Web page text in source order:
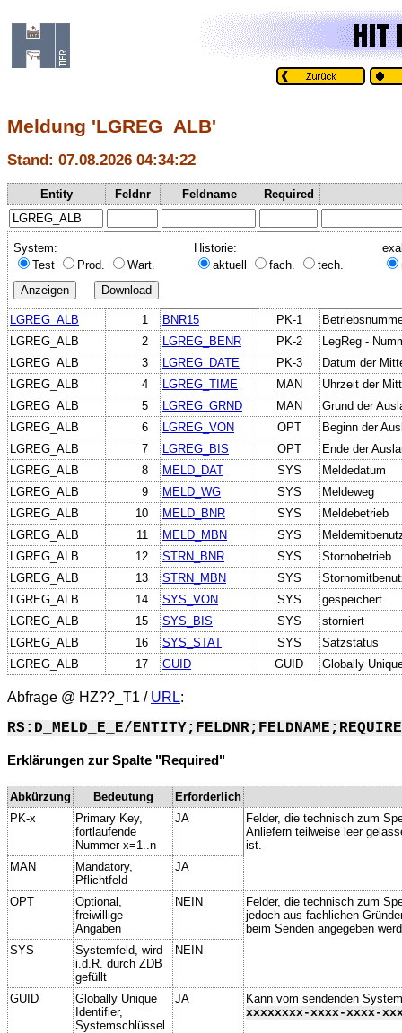
Meldung 'LGREG_ALB'
Stand: 07.08.2026 04:34:22
Entity Feldnr Feldname Required
System:
Test
Prod. Wart.
Historie:
aktuell
fach. tech.
LGREG_ALB 1 BNR15 PK-1
LGREG_ALB
2 LGREG_BENR PK-2
LegReg -
LGREG_ALB
3 LGREG_DATE PK-3
Datum der
LGREG_ALB
4 LGREG_TIME MAN
Uhrzeit der
LGREG_ALB
5 LGREG_GRND MAN
Grund der
LGREG_ALB
6 LGREG_VON OPT
Beginn der
LGREG_ALB
7 LGREG_BIS OPT
Ende der
LGREG_ALB
8 MELD_DAT SYS
Meldedatum
LGREG_ALB
9 MELD_WG SYS
Meldeweg
LGREG_ALB
10 MELD_BNR SYS
Meldebetrieb
LGREG_ALB
11 MELD_MBN SYS
LGREG_ALB
12 STRN_BNR SYS
Stornobetrieb
LGREG_ALB
13 STRN_MBN SYS
LGREG_ALB
14 SYS_VON SYS
gespeichert
LGREG_ALB
15 SYS_BIS SYS
storniert
LGREG_ALB
16 SYS_STAT SYS
Satzstatus
LGREG_ALB
17 GUID GUID Globally
Abfrage @ HZ??_T1 / URL:
RS:D_MELD_E_E/
Erklärungen zur Spalte "Required"
Abkürzung Bedeutung
Erforderlich
PK-x
Primary Key,
fortlaufende
Nummer x=1..n
JA
Felder, die technisch zum
Anliefern teilweise leer
ist.
MAN
Mandatory,
Pflichtfeld
JA
OPT
Optional,
freiwillige
Angaben
NEIN
Felder, die technisch zum
jedoch aus fachlichen
beim Senden angegeben
SYS
Systemfeld, wird
i.d.R. durch ZDB
gefüllt
NEIN
GUID
Globally Unique
Identifier,
Systemschlüssel
JA
Kann vom sendenden
xxxxxxxx-xxxx-xxxx-